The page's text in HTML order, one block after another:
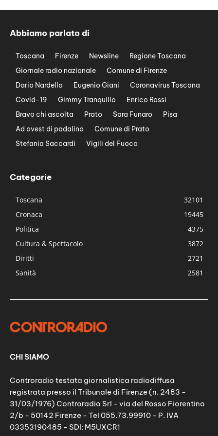
Abbiamo parlato di
Toscana Firenze Newsline
Regione Toscana
Giornale radio nazionale
Comune di Firenze
Dario Nardella
Eugenio Giani
Coronavirus Toscana
Covid-19
Gimmy Tranquillo
Enrico Rossi
Bravo chi ascolta
Prato Sara Funaro
Pisa
Ad ovest di padalino
Comune di Prato
Stefania Saccardi
Vigili del Fuoco
Categorie
Toscana
32101
Cronaca
19445
Politica
4375
Cultura & Spettacolo
3872
Diritti
2721
Sanità
2581
CHI SIAMO
Controradio testata giornalistica radiodiffusa
registrata presso il Tribunale di Firenze (n. 2483 -
31/03/1976) Controradio Srl - via del Rosso Fiorentino
2/b - 50142 Firenze - Tel 055.73.99910 - P. IVA
03353190485 - SDI: M5UXCR1